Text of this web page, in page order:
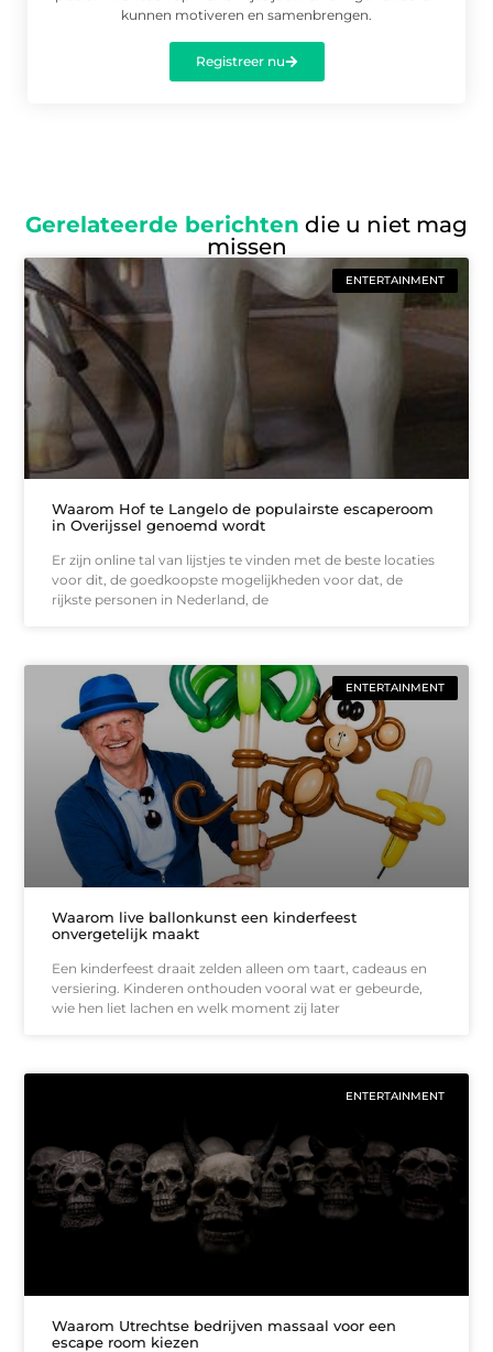
kunnen motiveren en samenbrengen.
Registreer nu
Gerelateerde berichten die u niet mag
missen
ENTERTAINMENT
Waarom Hof te Langelo de populairste escaperoom
in Overijssel genoemd wordt
Er zijn online tal van lijstjes te vinden met de beste locaties
voor dit, de goedkoopste mogelijkheden voor dat, de
rijkste personen in Nederland, de
ENTERTAINMENT
Waarom live ballonkunst een kinderfeest
onvergetelijk maakt
Een kinderfeest draait zelden alleen om taart, cadeaus en
versiering. Kinderen onthouden vooral wat er gebeurde,
wie hen liet lachen en welk moment zij later
ENTERTAINMENT
Waarom Utrechtse bedrijven massaal voor een
escape room kiezen